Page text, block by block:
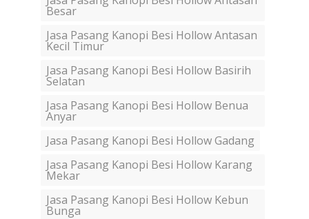
Besar
Jasa Pasang Kanopi Besi Hollow Antasan
Kecil Timur
Jasa Pasang Kanopi Besi Hollow Basirih
Selatan
Jasa Pasang Kanopi Besi Hollow Benua
Anyar
Jasa Pasang Kanopi Besi Hollow Gadang
Jasa Pasang Kanopi Besi Hollow Karang
Mekar
Jasa Pasang Kanopi Besi Hollow Kebun
Bunga